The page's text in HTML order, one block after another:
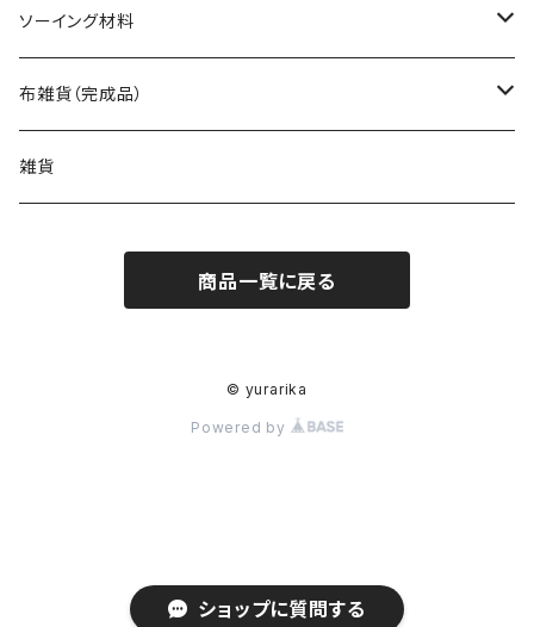
ショップに質問する
バッグ（型紙）
トートバッグ（型紙）
ショルダーバッグ（型紙）
いろんな形のバッグ（型紙）
ポーチ・ケース（型紙）
ファスナーポーチ（型紙）
巾着袋・布袋（型紙）
水筒・ペットボトルのケース（型紙）
インテリア（型紙）
その他の布小物（型紙）
ソーイング材料
生地
キット
布雑貨（完成品）
バッグ
雑貨
商品一覧に戻る
© yurarika
Powered by